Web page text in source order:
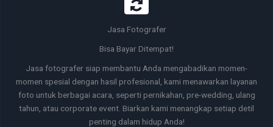
Jasa Fotografer
Bisa Bayar Ditempat!
Jasa fotografer siap membantu Anda mengabadikan momen-
momen spesial dengan hasil profesional, kami menawarkan layanan
foto untuk berbagai acara, seperti pernikahan, pre-wedding, ulang
tahun, atau corporate event. Biarkan kami menangkap setiap detil
penting dalam hidup Anda!